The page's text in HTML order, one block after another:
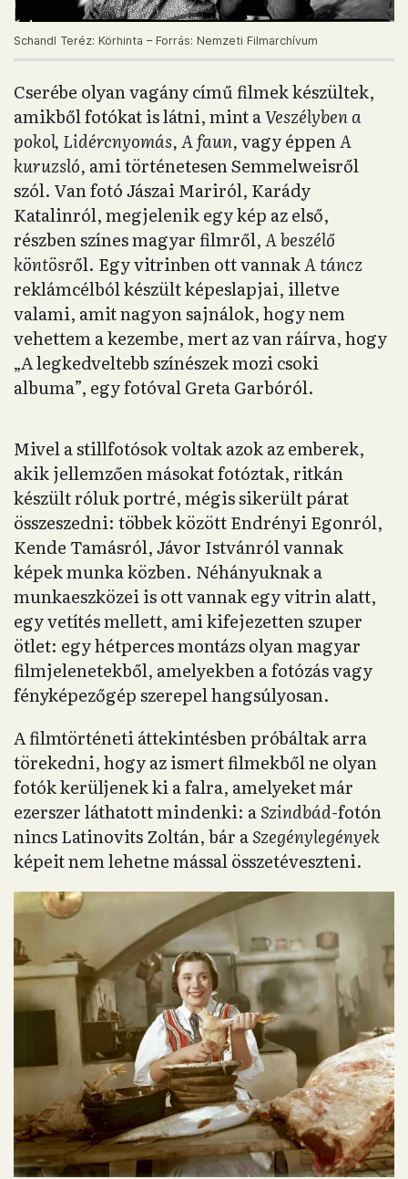
Schandl Teréz: Körhinta – Forrás: Nemzeti Filmarchívum
Cserébe olyan vagány című filmek készültek,
amikből fotókat is látni, mint aVeszélyben a
pokol, Lidércnyomás, A faun,vagy éppen A
kuruzsló, ami történetesen Semmelweisről
szól. Van fotó Jászai Mariról, Karády
Katalinról, megjelenik egy kép az első,
részben színes magyar filmről, A beszélő
köntösről. Egy vitrinben ott vannak A táncz
reklámcélból készült képeslapjai, illetve
valami, amit nagyon sajnálok, hogy nem
vehettem a kezembe, mert az van ráírva, hogy
„A legkedveltebb színészek mozi csoki
albuma”, egy fotóval Greta Garbóról.
Mivel a stillfotósok voltak azok az emberek,
akik jellemzően másokat fotóztak, ritkán
készült róluk portré, mégis sikerült párat
összeszedni: többek között Endrényi Egonról,
Kende Tamásról, Jávor Istvánról vannak
képek munka közben. Néhányuknak a
munkaeszközei is ott vannak egy vitrin alatt,
egy vetítés mellett, ami kifejezetten szuper
ötlet: egy hétperces montázs olyan magyar
filmjelenetekből, amelyekben a fotózás vagy
fényképezőgép szerepel hangsúlyosan.
A filmtörténeti áttekintésben próbáltak arra
törekedni, hogy az ismert filmekből ne olyan
fotók kerüljenek ki a falra, amelyeket már
ezerszer láthatott mindenki: aSzindbád-fotón
nincs Latinovits Zoltán, bár aSzegénylegények
képeit nem lehetne mással összetéveszteni.